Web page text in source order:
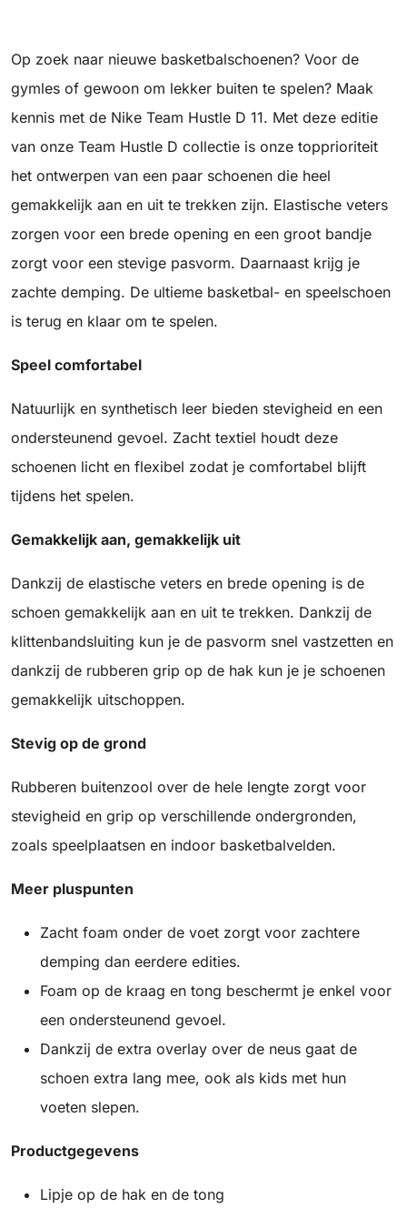
Op zoek naar nieuwe basketbalschoenen? Voor de
gymles of gewoon om lekker buiten te spelen? Maak
kennis met de Nike Team Hustle D 11. Met deze editie
van onze Team Hustle D collectie is onze topprioriteit
het ontwerpen van een paar schoenen die heel
gemakkelijk aan en uit te trekken zijn. Elastische veters
zorgen voor een brede opening en een groot bandje
zorgt voor een stevige pasvorm. Daarnaast krijg je
zachte demping. De ultieme basketbal- en speelschoen
is terug en klaar om te spelen.
Speel comfortabel
Natuurlijk en synthetisch leer bieden stevigheid en een
ondersteunend gevoel. Zacht textiel houdt deze
schoenen licht en flexibel zodat je comfortabel blijft
tijdens het spelen.
Gemakkelijk aan, gemakkelijk uit
Dankzij de elastische veters en brede opening is de
schoen gemakkelijk aan en uit te trekken. Dankzij de
klittenbandsluiting kun je de pasvorm snel vastzetten en
dankzij de rubberen grip op de hak kun je je schoenen
gemakkelijk uitschoppen.
Stevig op de grond
Rubberen buitenzool over de hele lengte zorgt voor
stevigheid en grip op verschillende ondergronden,
zoals speelplaatsen en indoor basketbalvelden.
Meer pluspunten
Zacht foam onder de voet zorgt voor zachtere
demping dan eerdere edities.
Foam op de kraag en tong beschermt je enkel voor
een ondersteunend gevoel.
Dankzij de extra overlay over de neus gaat de
schoen extra lang mee, ook als kids met hun
voeten slepen.
Productgegevens
Lipje op de hak en de tong